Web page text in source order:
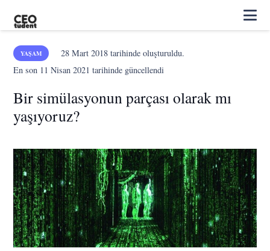
YAŞAM 28 Mart 2018tarihinde oluşturuldu.
En son 11 Nisan 2021 tarihinde güncellendi
Bir simülasyonun parçası olarak mı
yaşıyoruz?